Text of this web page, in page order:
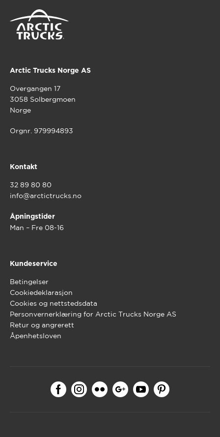
Arctic Trucks Norge AS
Overgangen 17
3058 Solbergmoen
Norge
Orgnr. 979994893
Kontakt
32 89 80 80
info@arctictrucks.no
Åpningstider
Man – Fre 08-16
Kundeservice
Betingelser
Cookiedeklarasjon
Cookies og nettstedsdata
Personvernerklæring for Arctic Trucks Norge AS
Retur og angrerett
Åpenhetsloven